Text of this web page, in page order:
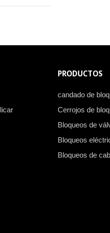
PRODUCTOS
candado de
Cerrojos de
Bloqueos de
Bloqueos
Bloqueos de